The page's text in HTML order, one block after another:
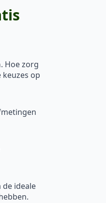
. Hoe zorg
op
ideale